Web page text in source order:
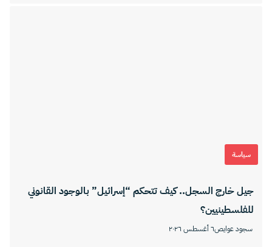
سياسة
جيل خارج السجل.. كيف تتحكم “إسرائيل” بالوجود القانوني
للفلسطينيين؟
سجود عوايص٦ أغسطس ٢٠٢٦